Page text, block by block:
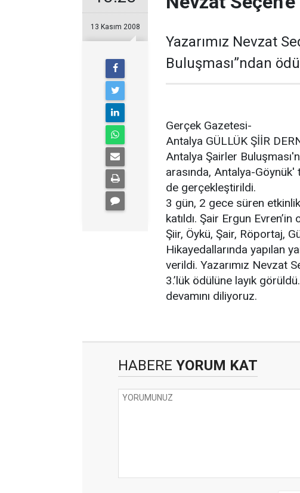
13 Kasım 2008
Yazarımız Nevzat
Buluşması”ndan
Gerçek Gazetesi-
Antalya GÜLLÜK ŞİİR
Antalya Şairler
arasında, Antalya-
de gerçekleştirildi.
3 gün, 2 gece süren
katıldı. Şair Ergun
Şiir, Öykü, Şair, Röportaj,
Hikayedallarında yapılan
verildi. Yazarımız Nevzat
3.’lük ödülüne layık
devamını diliyoruz.
HABERE YORUM KAT